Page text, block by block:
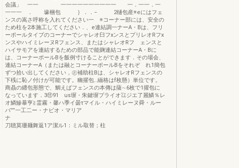
会議」 一一 一一一一一一一一一一 一．一一．一
一一一 ． 壕梱包 ｝．．− 2樋包産※eにはフェ
ンスの嵩さ呼称を入れてください一 ※コーナー部には、安全の
ため柱を2本施工してください．、e連結調一ナーA・Bは、フリ
ーポールタイプのコーナーでシャレオ臼フxンスとプリレオRフx
ンスやハイミレーヌRフェンス、またはシャレオRフ ェンスと
ハイサモアを連結するための部品で能麹連結コーナーA・Bに
は、コーナーポールBを飯例寸けることができます．その場会、
連結コーナーA（または融とコーナーポールBをそれぞ れ1簡包
ずつ拾い出してください，㊧補助柱Bは、シャレオRフェンスの
下桟に恥ノ付けが可能です。幽擢包…緬格はf枚懸）単位です。
商贔の纒包形態で、鯛えばフェンスの本傳は薩∼6枚で1擢包に
なっています．3⑪91 us塀・朱鍵塀プライオ㍑ジエ了麗鱗％レ
オ鱗鰺暴亨≧霊霧・馨ハ季イ曇τマイル・ハイミレーヌ舜・ルー
バ””一工二ー・ナビオ・マリア
ナ
刀聴莫珊麺舞返1ア潔ル1：ミル取替；柱